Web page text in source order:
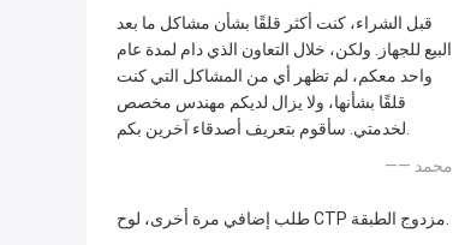
قبل الشراء، كنت أكثر قلقًا بشأن مشاكل ما بعد
البيع للجهاز. ولكن، خلال التعاون الذي دام لمدة عام
واحد معكم، لم تظهر أي من المشاكل التي كنت
قلقًا بشأنها، ولا يزال لديكم مهندس مخصص
لخدمتي. سأقوم بتعريف أصدقاء آخرين بكم.
—— محمد
طلب إضافي مرة أخرى، لوح CTP مزدوج الطبقة.